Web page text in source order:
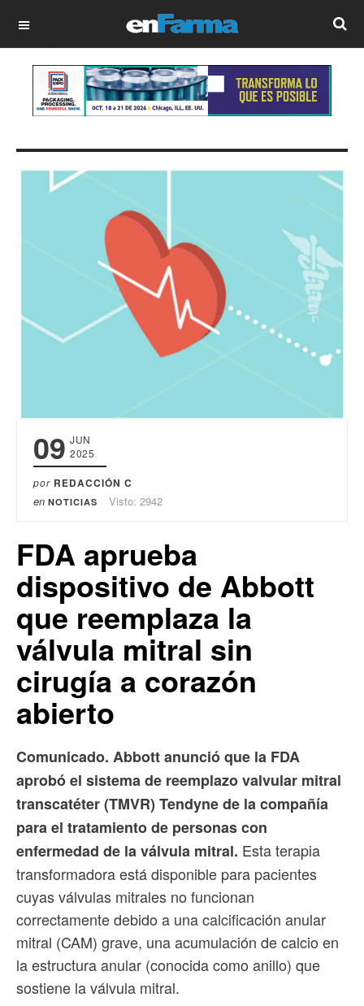
OFF CANVAS
09 JUN
2025
por REDACCIÓN C
en NOTICIAS Visto: 2942
FDA aprueba
dispositivo de Abbott
que reemplaza la
válvula mitral sin
cirugía a corazón
abierto
Comunicado. Abbott anunció que la FDA
aprobó el sistema de reemplazo valvular mitral
transcatéter (TMVR) Tendyne de la compañía
para el tratamiento de personas con
enfermedad de la válvula mitral. Esta terapia
transformadora está disponible para pacientes
cuyas válvulas mitrales no funcionan
correctamente debido a una calcificación anular
mitral (CAM) grave, una acumulación de calcio en
la estructura anular (conocida como anillo) que
sostiene la válvula mitral.